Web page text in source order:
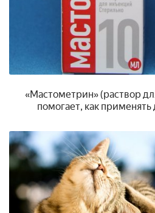
«Мастометрин» (раствор
помогает, как применять